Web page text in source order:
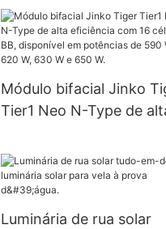
sistemas isolados da
Módulo bifacial Jinko
Tier1 Neo N-Type de
BB, disponível em
potências de 590 W, 620
W, 630 W e 650 W.
Luminária de rua solar